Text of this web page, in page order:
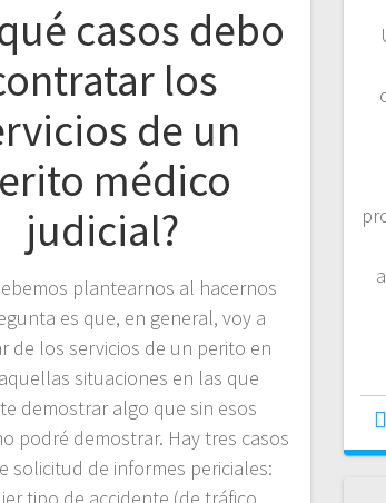
casos debo
los
de un
médico
judicial?
plantearnos al hacernos
es que, en general, voy a
de los servicios de un perito en
situaciones en las que
demostrar algo que sin esos
podré demostrar. Hay tres casos
solicitud de informes periciales:
tipo de accidente (de tráfico,